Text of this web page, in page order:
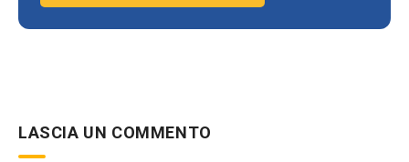
LASCIA UN COMMENTO